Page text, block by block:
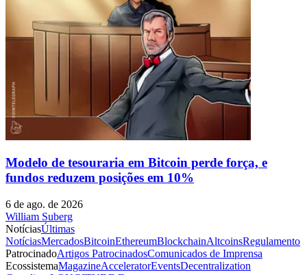
Modelo de tesouraria em Bitcoin perde força, e
fundos reduzem posições em 10%
6 de ago. de 2026
William Suberg
NotíciasÚltimas
NotíciasMercadosBitcoinEthereumBlockchainAltcoinsRegulamento
PatrocinadoArtigos PatrocinadosComunicados de Imprensa
EcossistemaMagazineAcceleratorEventsDecentralization